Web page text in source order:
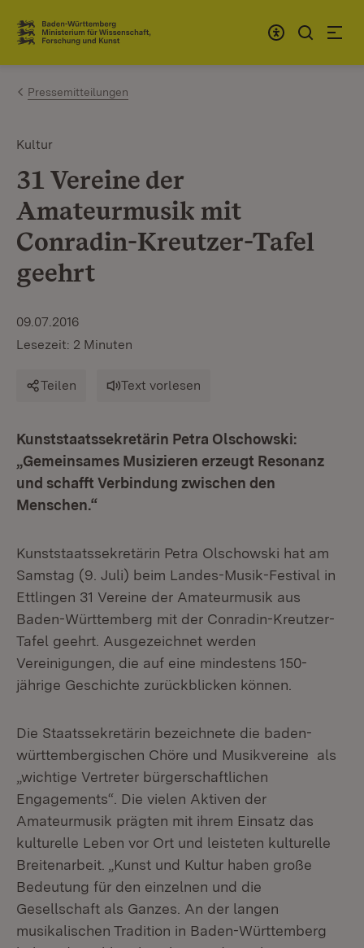
Zum Inhalt springen
Link zur Startseite
Pressemitteilungen
Kultur
31 Vereine der
Amateurmusik mit
Conradin-Kreutzer-Tafel
geehrt
09.07.2016
Lesezeit: 2 Minuten
Teilen Text vorlesen
Kunststaatssekretärin Petra Olschowski:
„Gemeinsames Musizieren erzeugt Resonanz
und schafft Verbindung zwischen den
Menschen.“
Kunststaatssekretärin Petra Olschowski hat am
Samstag (9. Juli) beim Landes-Musik-Festival in
Ettlingen 31 Vereine der Amateurmusik aus
Baden-Württemberg mit der Conradin-Kreutzer-
Tafel geehrt. Ausgezeichnet werden
Vereinigungen, die auf eine mindestens 150-
jährige Geschichte zurückblicken können.
Die Staatssekretärin bezeichnete die baden-
württembergischen Chöre und Musikvereine als
„wichtige Vertreter bürgerschaftlichen
Engagements“. Die vielen Aktiven der
Amateurmusik prägten mit ihrem Einsatz das
kulturelle Leben vor Ort und leisteten kulturelle
Breitenarbeit. „Kunst und Kultur haben große
Bedeutung für den einzelnen und die
Gesellschaft als Ganzes. An der langen
musikalischen Tradition in Baden-Württemberg